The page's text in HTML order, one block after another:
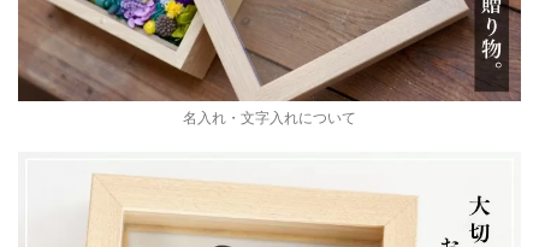
名入れ・文字入れについて